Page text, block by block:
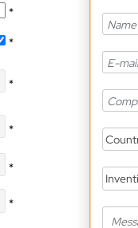
*
*
*
*
*
*